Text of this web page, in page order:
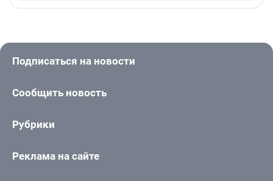
Подписаться на новости
Сообщить новость
Рубрики
Реклама на сайте